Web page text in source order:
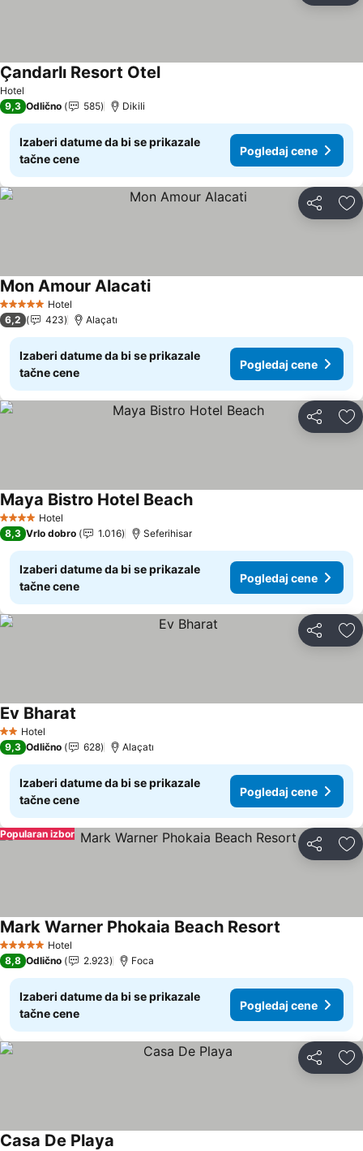
Hotel
Çandarlı Resort Otel
9,3 Odlično 585 Dikili
Izaberi datume da bi se prikazale
tačne cene
Pogledaj cene
Deli
5 ZvezdiceHotel
Mon Amour Alacati
6,2 423 Alaçatı
Izaberi datume da bi se prikazale
tačne cene
Pogledaj cene
Deli
4 ZvezdiceHotel
Maya Bistro Hotel Beach
8,3 Vrlo dobro 1.016 Seferihisar
Izaberi datume da bi se prikazale
tačne cene
Pogledaj cene
Deli
2 Zvezdice
Hotel
Ev Bharat
9,3 Odlično 628 Alaçatı
Izaberi datume da bi se prikazale
tačne cene
Pogledaj cene
Deli
Popularan izbor
5 ZvezdiceHotel
Mark Warner Phokaia Beach Resort
8,8 Odlično 2.923 Foca
Izaberi datume da bi se prikazale
tačne cene
Pogledaj cene
Deli
Casa De Playa